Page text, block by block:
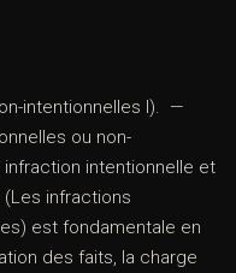
intentionnelles I). —
ou non-
intentionnelle et
infractions
est fondamentale en
des faits, la charge